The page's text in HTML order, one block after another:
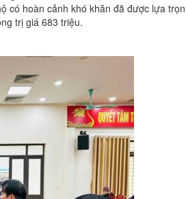
BTĐU, Chủ tịch HĐND xã, các đ/
có hoàn cảnh khó khăn đã được lựa
trị giá 683 triệu.